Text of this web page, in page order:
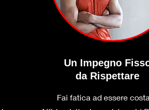
Un Impegno
da Rispettare
Fai fatica ad essere